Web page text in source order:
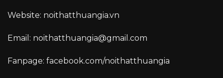
Website: noithatthuangia.vn
Email: noithatthuangia@gmail.com
Fanpage: facebook.com/noithatthuangia